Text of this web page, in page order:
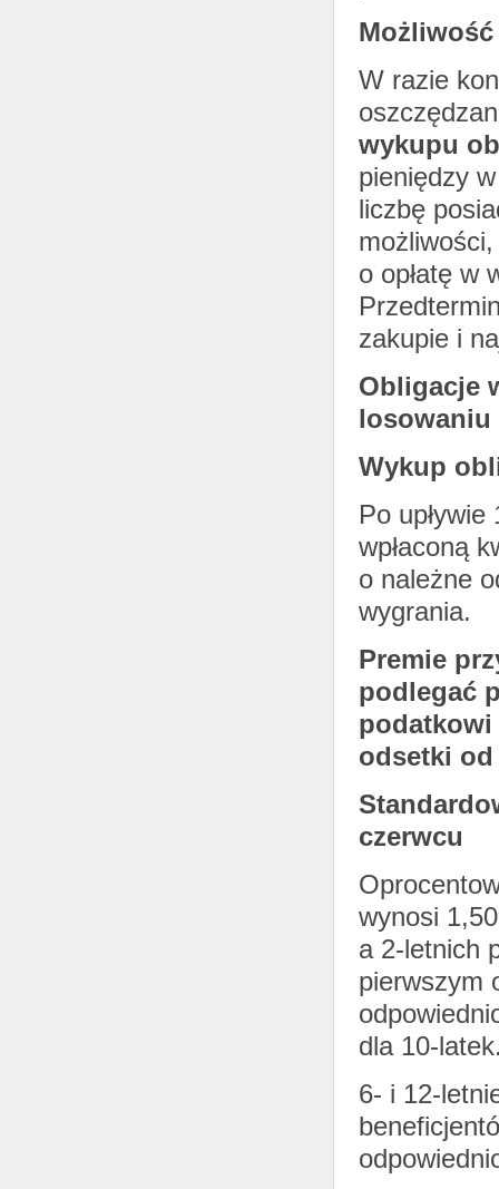
W razie
wykupu
pieniędzy
liczbę
o opłatę w
zakupie i
Obligacje
losowaniu
Wykup
Po
wpłaconą
o należne
wygrania.
Premie
podlegać
podatkowi
odsetki
czerwcu
wynosi
a 2-letnich
pierwszym
dla 10-
6- i 12-